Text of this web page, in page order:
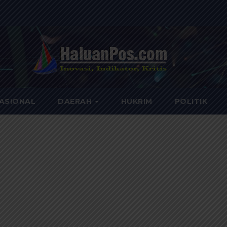
DAERAH HUKRIM POLITIK